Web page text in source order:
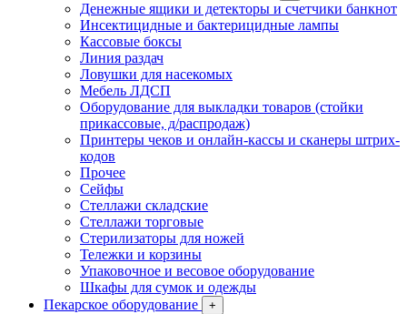
Денежные ящики и детекторы и счетчики банкнот
Инсектицидные и бактерицидные лампы
Кассовые боксы
Линия раздач
Ловушки для насекомых
Мебель ЛДСП
Оборудование для выкладки товаров (стойки
прикассовые, д/распродаж)
Принтеры чеков и онлайн-кассы и сканеры штрих-
кодов
Прочее
Сейфы
Стеллажи складские
Стеллажи торговые
Стерилизаторы для ножей
Тележки и корзины
Упаковочное и весовое оборудование
Шкафы для сумок и одежды
Пекарское оборудование
+